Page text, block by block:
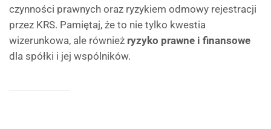
czynności prawnych oraz ryzykiem odmowy rejestracji
przez KRS. Pamiętaj, że to nie tylko kwestia
wizerunkowa, ale również ryzyko prawne i finansowe
dla spółki i jej wspólników.